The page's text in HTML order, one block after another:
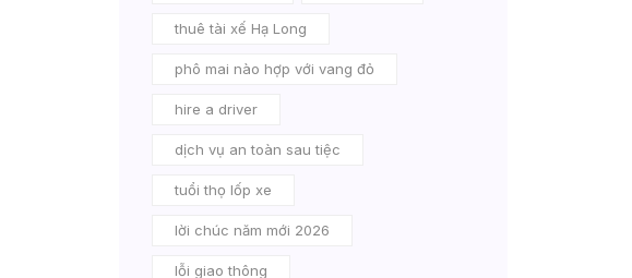
thuê tài xế Hạ Long
phô mai nào hợp với vang đỏ
hire a driver
dịch vụ an toàn sau tiệc
tuổi thọ lốp xe
lời chúc năm mới 2026
lỗi giao thông